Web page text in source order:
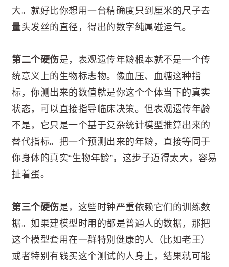
大。就好比你想用一台精确度只到厘米的尺子去
量头发丝的直径，得出的数字纯属碰运气。
第二个硬伤是，表观遗传年龄根本就不是一个传
统意义上的生物标志物。像血压、血糖这种指
标，你测出来的数值就是你这个个体当下的真实
状态，可以直接指导临床决策。但表观遗传年龄
不是，它只是一个基于复杂统计模型推算出来的
替代指标。把一个预测出来的年龄，直接等同于
你身体的真实“生物年龄”，这步子迈得太大，容易
扯着蛋。
第三个硬伤是，这些时钟严重依赖它们的训练数
据。如果建模型时用的都是普通人的数据，那把
这个模型套用在一群特别健康的人（比如老王）
或者特别有钱买这个测试的人身上，结果就可能